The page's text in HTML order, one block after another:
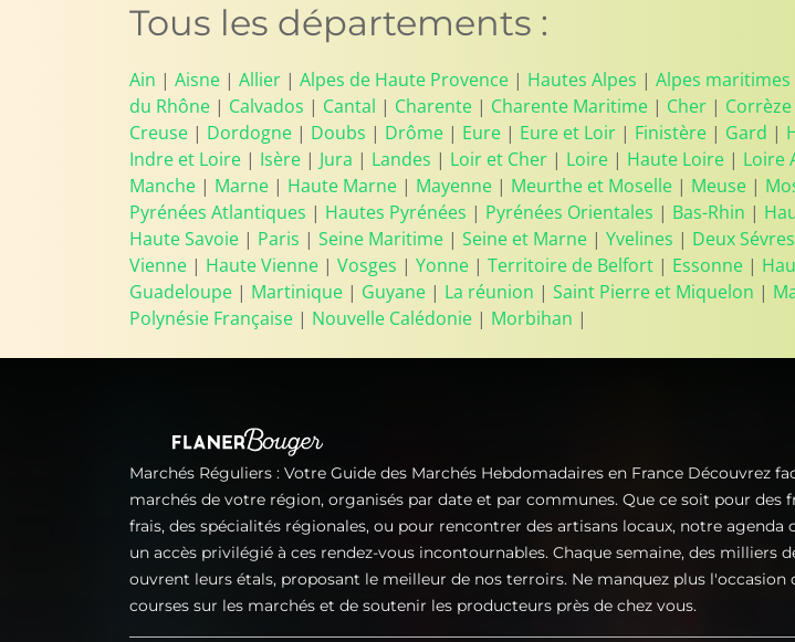
Tous les départements :
Ain | Aisne | Allier | Alpes de Haute Provence | Hautes Alpes | Alpes maritimes
du Rhône | Calvados | Cantal | Charente | Charente Maritime | Cher | Corrèze
Creuse | Dordogne | Doubs | Drôme | Eure | Eure et Loir | Finistère | Gard |
Indre et Loire | Isère | Jura | Landes | Loir et Cher | Loire | Haute Loire | Loire
Manche | Marne | Haute Marne | Mayenne | Meurthe et Moselle | Meuse |
Pyrénées Atlantiques | Hautes Pyrénées | Pyrénées Orientales | Bas-Rhin |
Haute Savoie | Paris | Seine Maritime | Seine et Marne | Yvelines | Deux Sévres
Vienne | Haute Vienne | Vosges | Yonne | Territoire de Belfort | Essonne |
Guadeloupe | Martinique | Guyane | La réunion | Saint Pierre et Miquelon |
Polynésie Française | Nouvelle Calédonie | Morbihan |
Marchés Réguliers : Votre Guide des Marchés Hebdomadaires en France Découvrez
marchés de votre région, organisés par date et par communes. Que ce soit pour des
frais, des spécialités régionales, ou pour rencontrer des artisans locaux, notre
un accès privilégié à ces rendez-vous incontournables. Chaque semaine, des milliers
ouvrent leurs étals, proposant le meilleur de nos terroirs. Ne manquez plus l'occasion
courses sur les marchés et de soutenir les producteurs près de chez vous.